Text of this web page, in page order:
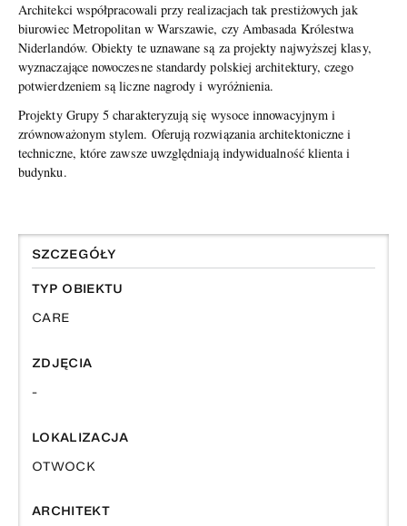
Architekci współpracowali przy realizacjach tak prestiżowych jak
biurowiec Metropolitan w Warszawie, czy Ambasada Królestwa
Niderlandów. Obiekty te uznawane są za projekty najwyższej klasy,
wyznaczające nowoczesne standardy polskiej architektury, czego
potwierdzeniem są liczne nagrody i wyróżnienia.
Projekty Grupy 5 charakteryzują się wysoce innowacyjnym i
zrównoważonym stylem. Oferują rozwiązania architektoniczne i
techniczne, które zawsze uwzględniają indywidualność klienta i
budynku.
SZCZEGÓŁY
TYP OBIEKTU
CARE
ZDJĘCIA
-
LOKALIZACJA
OTWOCK
ARCHITEKT